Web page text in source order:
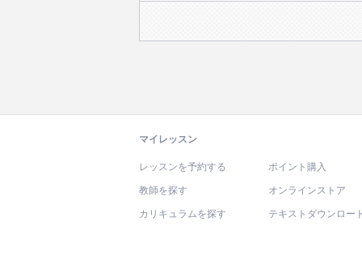
マイレッスン
レッスンを予約する ポイント購入
教師を探す オンラインストア
カリキュラムを探す テキストダウンロー